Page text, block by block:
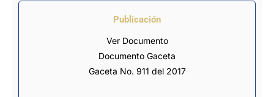
Publicación
Ver Documento
Documento Gaceta
Gaceta No. 911 del 2017